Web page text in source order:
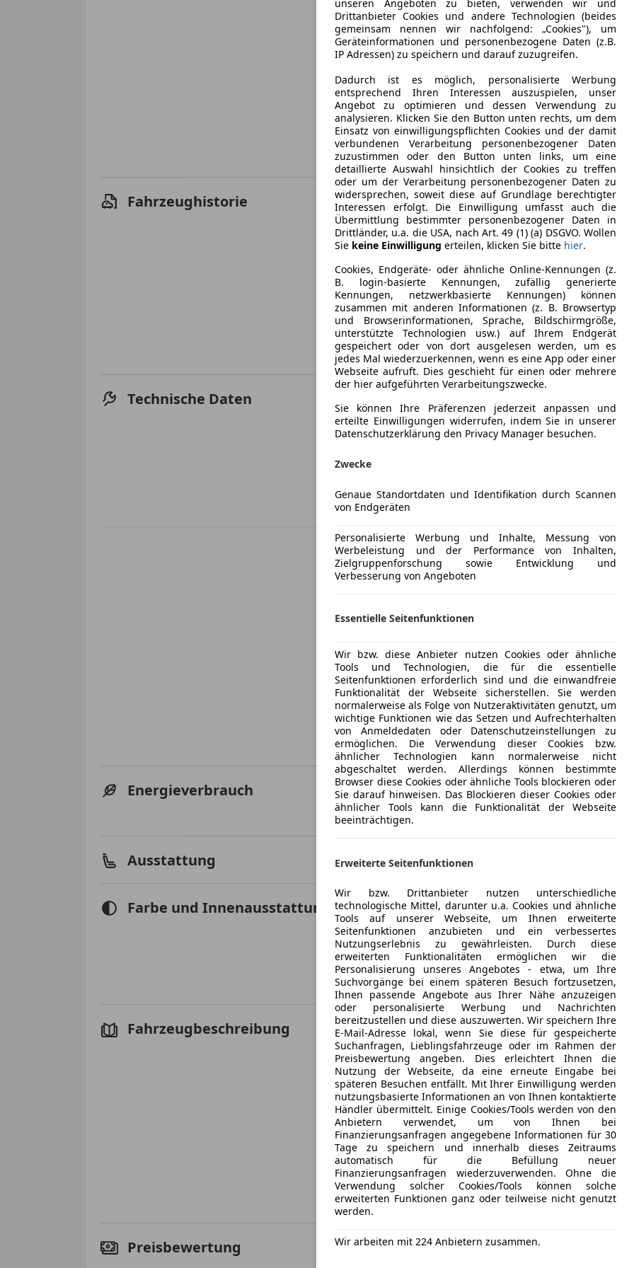
Laufzeit
120 Monate
Kreditbetrag
€ 72 900,-
Zu zahlender Gesamtbetrag
€ 102 702,-
Einberechnete Gebühren
€ 0,-
Effektivzinsatz
7,50 %
Sollzinssatz
7,25 %
Monatliche Rate € 855,85
Die tatsächlichen Konditionen sind abhängig von Ihrer Bonität
Bank. Rückzahlungszeitraum 1-10 Jahre. Zinsspanne Sollzinssatz:
Fahrzeugart
Antriebsart
Allrad
Sitzplätze
5
Türen
4
Länderversion
Österreich
Angebotsnummer
Garantie
24 Monate
Fahrzeughistorie Kilometerstand
23 205 km
Erstzulassung
10/2023
Produktionsjahr
2023
§57a Begutachtung
Neu
Fahrzeughalter
1
Scheckheftgepflegt
Ja
Nichtraucherfahrzeug
Ja
Technische Daten
310 kW
Getriebe
Zylinder
4
Energieverbrauch Schadstoffklasse
Euro 6d
Kraftstoff
Benzin
Ausstattung Komfort
Einparkhilfe
Elektrische
Elektrische
Elektrische
Elektrische
Getönte
Sitzheizung
Mehr anzeigen
Farbe und Innenausstattung Außenfarbe
Blau
Lackierung
Metallic
Farbe der Innenausstattung
Schwarz
Innenausstattung
Stoff
Fahrzeugbeschreibung Ihre Ansprechpartner für dieses KFZ:
Hr. Lesnjakovic Mercedes PKW, Tel: +43 699 128 63
Hr. Seurer BYD, Tel: +43 664 880 09 973
Hr. Enz BYD, Tel: 02167/2863-102
1. Hand, unfallfrei, scheckheftgepflegt,
Guten Tag, es freut uns, dass Ihnen unser-Angebot
Das Fahrzeug ist von uns geprüft, befindet sich in
Mehr anzeigen
Preisbewertung Mehr anzeigen
unseren Angeboten zu bieten, verwenden wir und
Drittanbieter Cookies und andere Technologien (beides
gemeinsam nennen wir nachfolgend: „Cookies"), um
Geräteinformationen und personenbezogene Daten (z.B.
IP Adressen) zu speichern und darauf zuzugreifen.
Dadurch ist es möglich, personalisierte Werbung
entsprechend Ihren Interessen auszuspielen, unser
Angebot zu optimieren und dessen Verwendung zu
analysieren. Klicken Sie den Button unten rechts, um dem
Einsatz von einwilligungspflichten Cookies und der damit
verbundenen Verarbeitung personenbezogener Daten
zuzustimmen oder den Button unten links, um eine
detaillierte Auswahl hinsichtlich der Cookies zu treffen
oder um der Verarbeitung personenbezogener Daten zu
widersprechen, soweit diese auf Grundlage berechtigter
Interessen erfolgt. Die Einwilligung umfasst auch die
Übermittlung bestimmter personenbezogener Daten in
Drittländer, u.a. die USA, nach Art. 49 (1) (a) DSGVO. Wollen
Sie keine Einwilligung erteilen, klicken Sie bitte hier.
Cookies, Endgeräte- oder ähnliche Online-Kennungen (z.
B. login-basierte Kennungen, zufällig generierte
Kennungen, netzwerkbasierte Kennungen) können
zusammen mit anderen Informationen (z. B. Browsertyp
und Browserinformationen, Sprache, Bildschirmgröße,
unterstützte Technologien usw.) auf Ihrem Endgerät
gespeichert oder von dort ausgelesen werden, um es
jedes Mal wiederzuerkennen, wenn es eine App oder einer
Webseite aufruft. Dies geschieht für einen oder mehrere
der hier aufgeführten Verarbeitungszwecke.
Sie können Ihre Präferenzen jederzeit anpassen und
erteilte Einwilligungen widerrufen, indem Sie in unserer
Datenschutzerklärung den Privacy Manager besuchen.
Zwecke
Genaue Standortdaten und Identifikation durch Scannen
von Endgeräten
Personalisierte Werbung und Inhalte, Messung von
Werbeleistung und der Performance von Inhalten,
Zielgruppenforschung sowie Entwicklung und
Verbesserung von Angeboten
Essentielle Seitenfunktionen
Wir bzw. diese Anbieter nutzen Cookies oder ähnliche
Tools und Technologien, die für die essentielle
Seitenfunktionen erforderlich sind und die einwandfreie
Funktionalität der Webseite sicherstellen. Sie werden
normalerweise als Folge von Nutzeraktivitäten genutzt, um
wichtige Funktionen wie das Setzen und Aufrechterhalten
von Anmeldedaten oder Datenschutzeinstellungen zu
ermöglichen. Die Verwendung dieser Cookies bzw.
ähnlicher Technologien kann normalerweise nicht
abgeschaltet werden. Allerdings können bestimmte
Browser diese Cookies oder ähnliche Tools blockieren oder
Sie darauf hinweisen. Das Blockieren dieser Cookies oder
ähnlicher Tools kann die Funktionalität der Webseite
beeinträchtigen.
Erweiterte Seitenfunktionen
Wir bzw. Drittanbieter nutzen unterschiedliche
technologische Mittel, darunter u.a. Cookies und ähnliche
Tools auf unserer Webseite, um Ihnen erweiterte
Seitenfunktionen anzubieten und ein verbessertes
Nutzungserlebnis zu gewährleisten. Durch diese
erweiterten Funktionalitäten ermöglichen wir die
Personalisierung unseres Angebotes - etwa, um Ihre
Suchvorgänge bei einem späteren Besuch fortzusetzen,
Ihnen passende Angebote aus Ihrer Nähe anzuzeigen
oder personalisierte Werbung und Nachrichten
bereitzustellen und diese auszuwerten. Wir speichern Ihre
E-Mail-Adresse lokal, wenn Sie diese für gespeicherte
Suchanfragen, Lieblingsfahrzeuge oder im Rahmen der
Preisbewertung angeben. Dies erleichtert Ihnen die
Nutzung der Webseite, da eine erneute Eingabe bei
späteren Besuchen entfällt. Mit Ihrer Einwilligung werden
nutzungsbasierte Informationen an von Ihnen kontaktierte
Händler übermittelt. Einige Cookies/Tools werden von den
Anbietern verwendet, um von Ihnen bei
Finanzierungsanfragen angegebene Informationen für 30
Tage zu speichern und innerhalb dieses Zeitraums
automatisch für die Befüllung neuer
Finanzierungsanfragen wiederzuverwenden. Ohne die
Verwendung solcher Cookies/Tools können solche
erweiterten Funktionen ganz oder teilweise nicht genutzt
werden.
Wir arbeiten mit 224 Anbietern zusammen.